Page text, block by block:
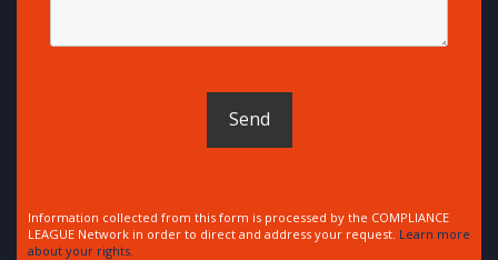
Information collected from this form is processed by the COMPLIANCE
LEAGUE Network in order to direct and address your request. Learn more
about your rights.